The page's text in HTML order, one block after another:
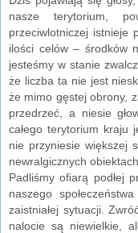
nasze terytorium,
przeciwlotniczej istnieje
ilości celów – środków
jesteśmy w stanie
że liczba ta nie jest
że mimo gęstej obrony,
przedrzeć, a niesie
całego terytorium kraju
nie przyniesie większej
newralgicznych
Padliśmy ofiarą podłej
naszego
zaistniałej sytuacji.
nalocie są niewielkie,